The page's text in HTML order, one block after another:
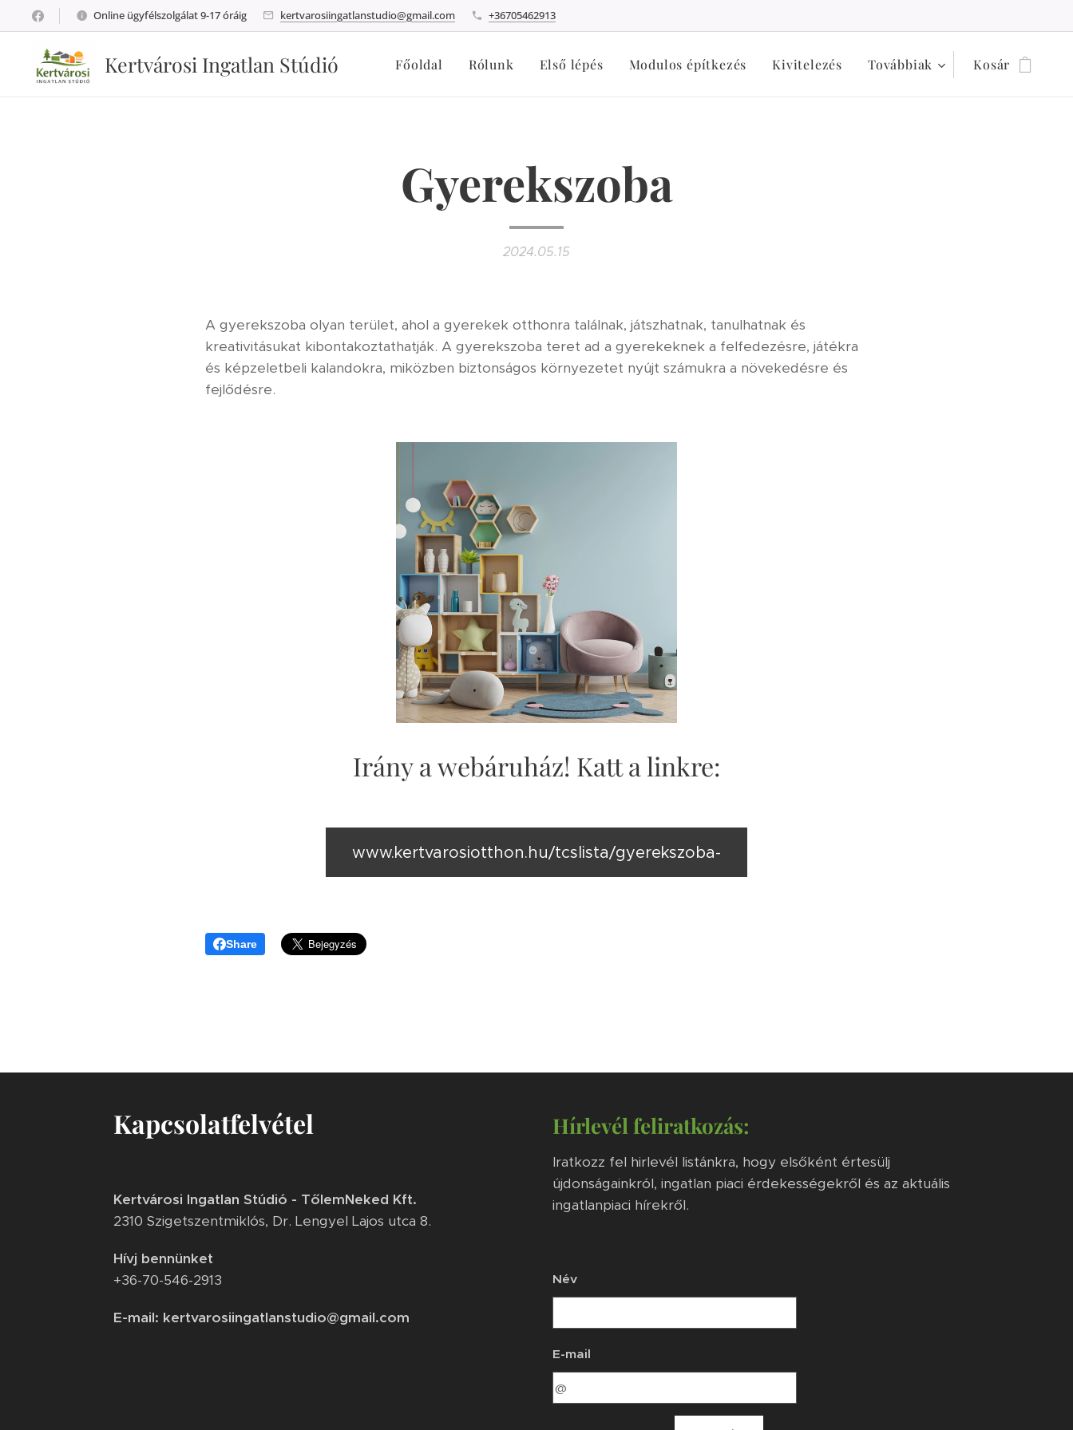
Online ügyfélszolgálat 9-17 óráig kertvarosiingatlanstudio@gmail.com +36705462913
Kertvárosi Ingatlan Stúdió Főoldal Rólunk Első lépés Modulos építkezés Kivitelezés Továbbiak Kosár
Gyerekszoba
2024.05.15
A gyerekszoba olyan terület, ahol a gyerekek otthonra találnak, játszhatnak, tanulhatnak és
kreativitásukat kibontakoztathatják. A gyerekszoba teret ad a gyerekeknek a felfedezésre, játékra
és képzeletbeli kalandokra, miközben biztonságos környezetet nyújt számukra a növekedésre és
fejlődésre.
Irány a webáruház! Katt a linkre:
www.kertvarosiotthon.hu/tcslista/gyerekszoba-
Share
Kapcsolatfelvétel
Kertvárosi Ingatlan Stúdió - TőlemNeked Kft.
2310 Szigetszentmiklós, Dr. Lengyel Lajos utca 8.
Hívj bennünket
+36-70-546-2913
E-mail: kertvarosiingatlanstudio@gmail.com
Hírlevél feliratkozás:
Iratkozz fel hirlevél listánkra, hogy elsőként értesülj
újdonságainkról, ingatlan piaci érdekességekről és az aktuális
ingatlanpiaci hírekről.
Név
E-mail